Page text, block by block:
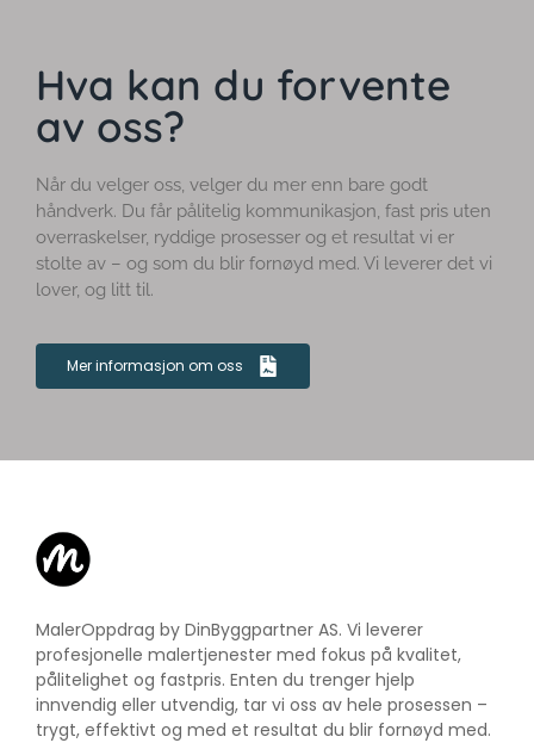
Hva kan du forvente
av oss?
Når du velger oss, velger du mer enn bare godt
håndverk. Du får pålitelig kommunikasjon, fast pris uten
overraskelser, ryddige prosesser og et resultat vi er
stolte av – og som du blir fornøyd med. Vi leverer det vi
lover, og litt til.
Mer informasjon om oss
MalerOppdrag by DinByggpartner AS. Vi leverer
profesjonelle malertjenester med fokus på kvalitet,
pålitelighet og fastpris. Enten du trenger hjelp
innvendig eller utvendig, tar vi oss av hele prosessen –
trygt, effektivt og med et resultat du blir fornøyd med.